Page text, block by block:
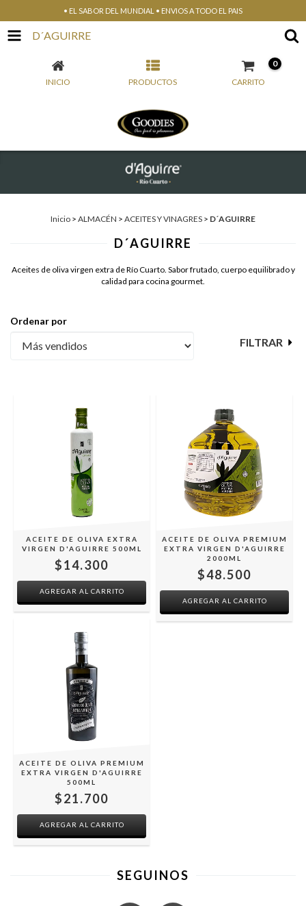
• EL SABOR DEL MUNDIAL • ENVIOS A TODO EL PAIS
D´AGUIRRE
INICIO PRODUCTOS CARRITO
0
Inicio > ALMACÉN > ACEITES Y VINAGRES > D´AGUIRRE
D´AGUIRRE
Aceites de oliva virgen extra de Río Cuarto. Sabor frutado, cuerpo equilibrado y
calidad para cocina gourmet.
Ordenar por
FILTRAR
ACEITE DE OLIVA EXTRA
VIRGEN D'AGUIRRE 500ML
$14.300
ACEITE DE OLIVA PREMIUM
EXTRA VIRGEN D'AGUIRRE
2000ML
$48.500
ACEITE DE OLIVA PREMIUM
EXTRA VIRGEN D'AGUIRRE
500ML
$21.700
SEGUINOS